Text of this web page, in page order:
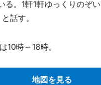
る。1軒1軒ゆっくりのぞ
話す。
時～18時。
地図を見る